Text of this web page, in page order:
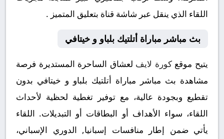
اللقاء الذي ينقل عبر شاشة قناة بتعليق المتميز .
بث مباشر مباراة أتلتيك بلباو و خيتافي
يتيح موقعكورة لايف لعشاق الساحرة المستديرة فرصة
مشاهدة بث مباشر مباراة أتلتيك بلباو و خيتافي بدون
تقطيع وبجودة عالية، مع توفير تغطية لحظية لأحداث
اللقاء، سواء الأهداف أو البطاقات أو التبديلات. اللقاء
يأتي ضمن إطار منافسات إسبانيا, الدوري الإسباني،